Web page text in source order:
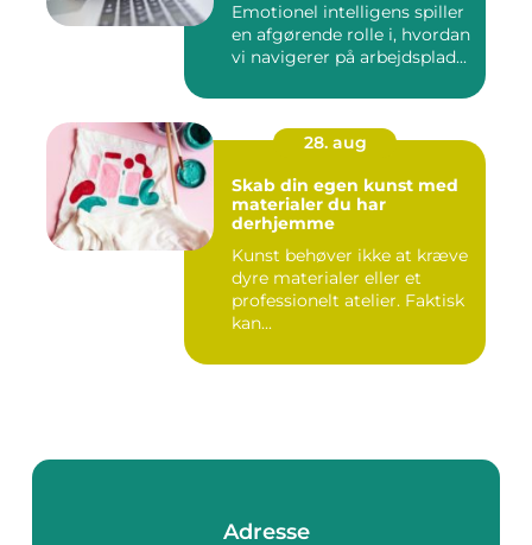
Emotionel intelligens spiller
en afgørende rolle i, hvordan
vi navigerer på arbejdsplad...
28. aug
Skab din egen kunst med
materialer du har
derhjemme
Kunst behøver ikke at kræve
dyre materialer eller et
professionelt atelier. Faktisk
kan...
Adresse